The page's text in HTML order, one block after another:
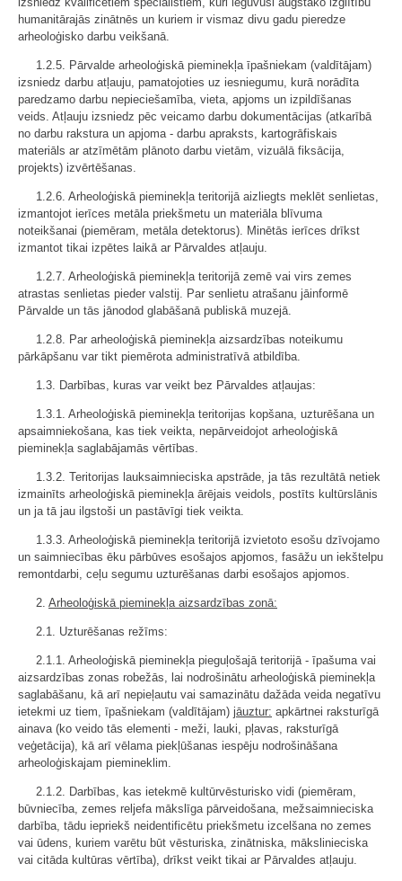
humanitārajās zinātnēs un kuriem ir vismaz divu gadu pieredze
arheoloģisko darbu veikšanā.
1.2.5. Pārvalde arheoloģiskā pieminekļa īpašniekam (valdītājam)
izsniedz darbu atļauju, pamatojoties uz iesniegumu, kurā norādīta
paredzamo darbu nepieciešamība, vieta, apjoms un izpildīšanas
veids. Atļauju izsniedz pēc veicamo darbu dokumentācijas (atkarībā
no darbu rakstura un apjoma - darbu apraksts, kartogrāfiskais
materiāls ar atzīmētām plānoto darbu vietām, vizuālā fiksācija,
projekts) izvērtēšanas.
1.2.6. Arheoloģiskā pieminekļa teritorijā aizliegts meklēt senlietas,
izmantojot ierīces metāla priekšmetu un materiāla blīvuma
noteikšanai (piemēram, metāla detektorus). Minētās ierīces drīkst
izmantot tikai izpētes laikā ar Pārvaldes atļauju.
1.2.7. Arheoloģiskā pieminekļa teritorijā zemē vai virs zemes
atrastas senlietas pieder valstij. Par senlietu atrašanu jāinformē
Pārvalde un tās jānodod glabāšanā publiskā muzejā.
1.2.8. Par arheoloģiskā pieminekļa aizsardzības noteikumu
pārkāpšanu var tikt piemērota administratīvā atbildība.
1.3. Darbības, kuras var veikt bez Pārvaldes atļaujas:
1.3.1. Arheoloģiskā pieminekļa teritorijas kopšana, uzturēšana un
apsaimniekošana, kas tiek veikta, nepārveidojot arheoloģiskā
pieminekļa saglabājamās vērtības.
1.3.2. Teritorijas lauksaimnieciska apstrāde, ja tās rezultātā netiek
izmainīts arheoloģiskā pieminekļa ārējais veidols, postīts kultūrslānis
un ja tā jau ilgstoši un pastāvīgi tiek veikta.
1.3.3. Arheoloģiskā pieminekļa teritorijā izvietoto esošu dzīvojamo
un saimniecības ēku pārbūves esošajos apjomos, fasāžu un iekštelpu
remontdarbi, ceļu segumu uzturēšanas darbi esošajos apjomos.
2. Arheoloģiskā pieminekļa aizsardzības zonā:
2.1. Uzturēšanas režīms:
2.1.1. Arheoloģiskā pieminekļa pieguļošajā teritorijā - īpašuma vai
aizsardzības zonas robežās, lai nodrošinātu arheoloģiskā pieminekļa
saglabāšanu, kā arī nepieļautu vai samazinātu dažāda veida negatīvu
ietekmi uz tiem, īpašniekam (valdītājam) jāuztur: apkārtnei raksturīgā
ainava (ko veido tās elementi - meži, lauki, pļavas, raksturīgā
veģetācija), kā arī vēlama piekļūšanas iespēju nodrošināšana
arheoloģiskajam piemineklim.
2.1.2. Darbības, kas ietekmē kultūrvēsturisko vidi (piemēram,
būvniecība, zemes reljefa mākslīga pārveidošana, mežsaimnieciska
darbība, tādu iepriekš neidentificētu priekšmetu izcelšana no zemes
vai ūdens, kuriem varētu būt vēsturiska, zinātniska, mākslinieciska
vai citāda kultūras vērtība), drīkst veikt tikai ar Pārvaldes atļauju.